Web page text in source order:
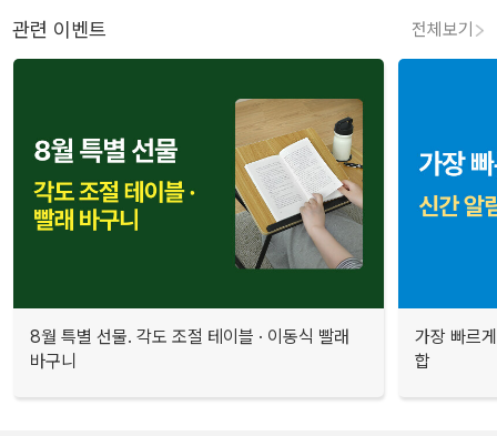
관련 이벤트 전체보기
8월 특별 선물. 각도 조절 테이블 · 이동식 빨래
바구니
가장 빠르
합